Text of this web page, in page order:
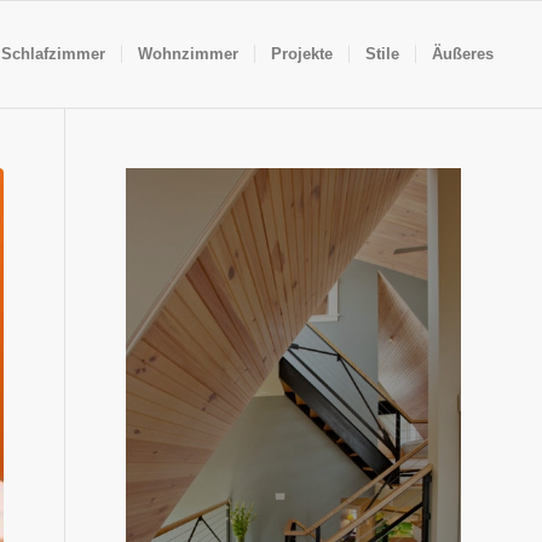
Schlafzimmer Wohnzimmer Projekte Stile Äußeres